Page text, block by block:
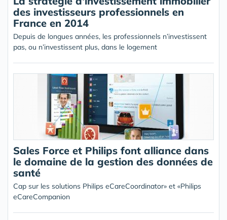
des investisseurs professionnels en
France en 2014
Depuis de longues années, les professionnels n’investissent
pas, ou n’investissent plus, dans le logement
Sales Force et Philips font alliance dans
le domaine de la gestion des données de
santé
Cap sur les solutions Philips eCareCoordinator» et «Philips
eCareCompanion